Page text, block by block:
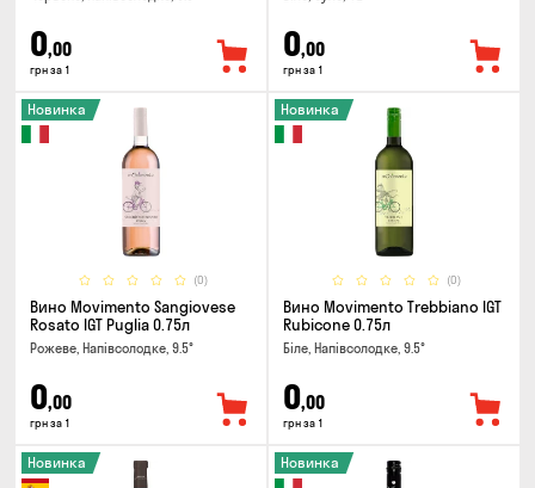
0,00
грн за 1
0,00
грн за 1
(0)
Новинка
Вино Movimento Sangiovese
Rosato IGT Puglia 0.75л
Рожеве, Напівсолодке, 9.5°
0,00
грн за 1
(0)
Новинка
Вино Movimento Trebbiano IGT
Rubicone 0.75л
Біле, Напівсолодке, 9.5°
0,00
грн за 1
Новинка Новинка